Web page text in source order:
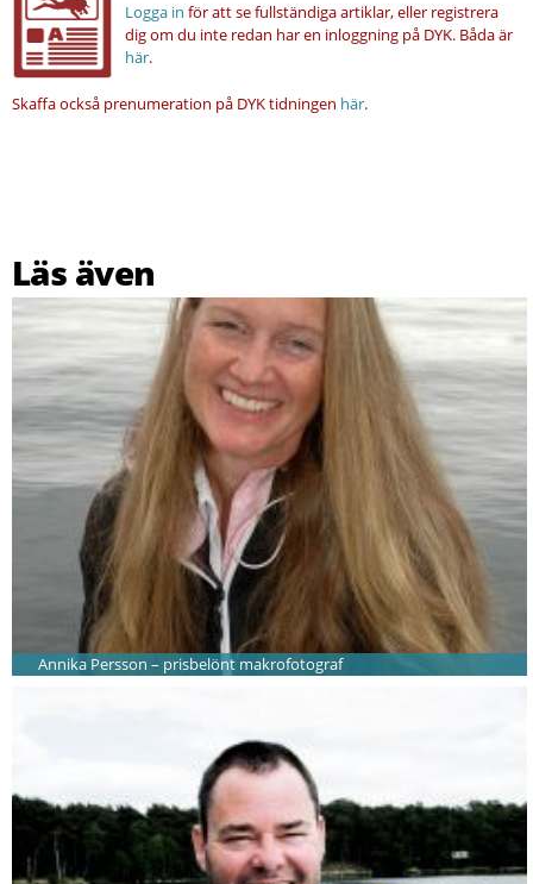
Logga in för att se fullständiga artiklar, eller registrera
dig om du inte redan har en inloggning på DYK. Båda är
här.
Skaffa också prenumeration på DYK tidningen här.
Läs även
Annika Persson – prisbelönt makrofotograf